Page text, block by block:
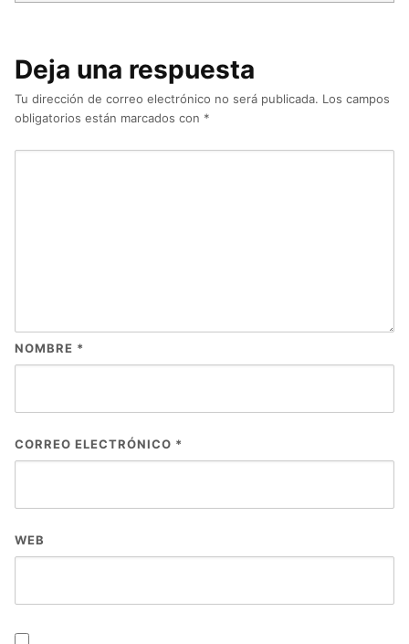
Deja una respuesta
Tu dirección de correo electrónico no será publicada. Los campos
obligatorios están marcados con *
NOMBRE *
CORREO ELECTRÓNICO *
WEB